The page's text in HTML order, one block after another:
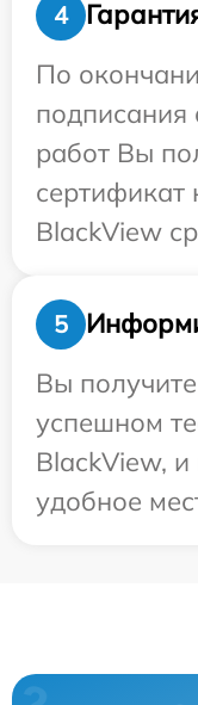
4
По
работ Вы
сертификат
BlackView
5
Вы
успешном
BlackView, и
удобное